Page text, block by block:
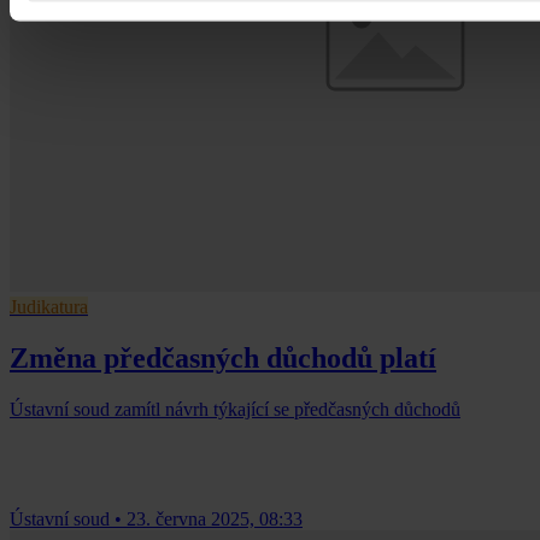
Judikatura
Změna předčasných důchodů platí
Ústavní soud zamítl návrh týkající se předčasných důchodů
Ústavní soud • 23. června 2025, 08:33